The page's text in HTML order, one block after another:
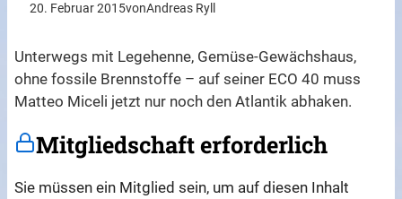
20. Februar 2015vonAndreas Ryll
Unterwegs mit Legehenne, Gemüse-Gewächshaus,
ohne fossile Brennstoffe – auf seiner ECO 40 muss
Matteo Miceli jetzt nur noch den Atlantik abhaken.
Mitgliedschaft erforderlich
Sie müssen ein Mitglied sein, um auf diesen Inhalt